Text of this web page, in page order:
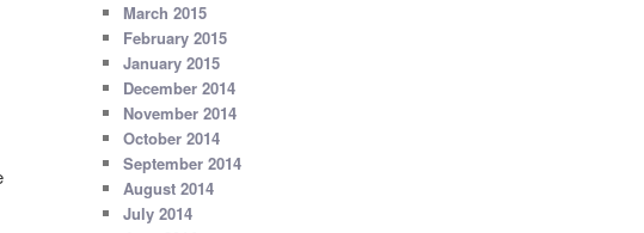
March 2015
February 2015
January 2015
December 2014
November 2014
October 2014
September 2014
August 2014
July 2014